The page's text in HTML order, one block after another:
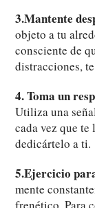
3.Mantente
objeto a tu
consciente de
distracciones,
4. Toma un
Utiliza una
cada vez que
dedicártelo a ti.
5.Ejercicio
mente
frenético. Para